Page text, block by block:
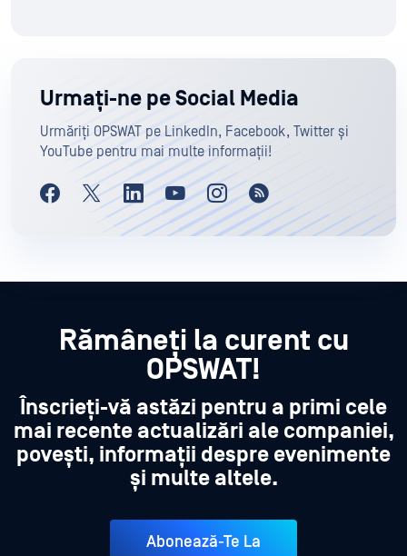
Urmați-ne pe Social Media
Urmăriți OPSWAT pe LinkedIn, Facebook, Twitter și
YouTube pentru mai multe informații!
Rămâneți la curent cu
OPSWAT!
Înscrieți-vă astăzi pentru a primi cele
mai recente actualizări ale companiei,
povești, informații despre evenimente
și multe altele.
Abonează-Te La